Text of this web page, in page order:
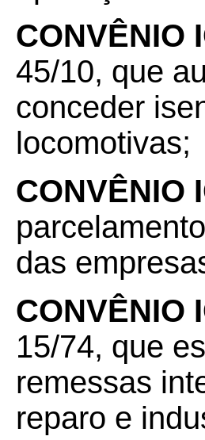
CONVÊNIO
45/10, que
conceder
locomotivas;
CONVÊNIO
das
CONVÊNIO
15/74, que
remessas
reparo e